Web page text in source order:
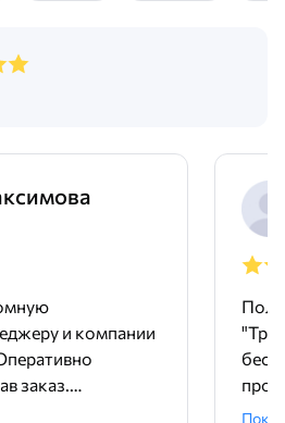
и компании
заказ.
и без